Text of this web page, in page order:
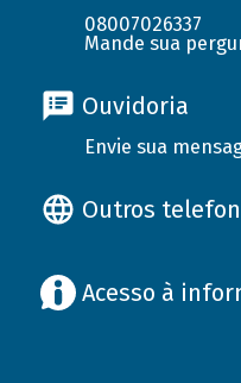
08007026337
Mande sua
Ouvidoria
Envie sua
Outros
Acesso à